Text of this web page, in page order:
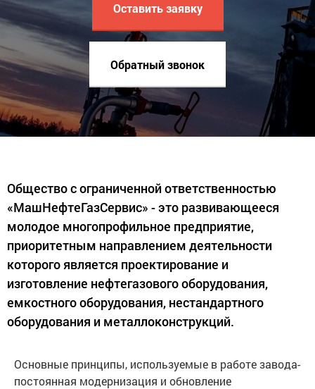
Оставить заявку
Обратный звонок
Общество с ограниченной ответственностью
«МашНефтеГазСервис» - это развивающееся
молодое многопрофильное предприятие,
приоритетным направлением деятельности
которого является проектирование и
изготовление нефтегазового оборудования,
емкостного оборудования, нестандартного
оборудования и металлоконструкций.
Основные принципы, используемые в работе завода-
постоянная модернизация и обновление